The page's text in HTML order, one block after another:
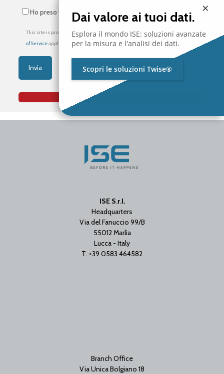
Ho preso visione dell’
informativa privacy
This site is protected by reCAPTCHA and the Google Privacy PolicyandTerms
of Serviceapply.
ISE S.r.l.
Headquarters
Via del Fanuccio 99/B
55012 Marlia
Lucca - Italy
T. +39 0583 464582
Branch Office
Via Unica Bolgiano 18
×
Dai valore ai tuoi dati.
Esplora il mondo ISE: soluzioni avanzate
per la misura e l'analisi dei dati.
Scopri le soluzioni Twise®